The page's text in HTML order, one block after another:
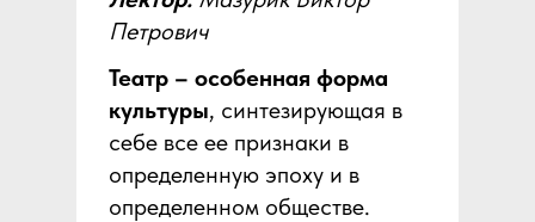
Театр – особенная форма
культуры, синтезирующая в
себе все ее признаки в
определенную эпоху и в
определенном обществе.
Петрович